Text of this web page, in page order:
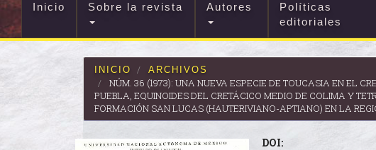
Inicio Sobre la revista Autores
Políticas
editoriales
INICIO ARCHIVOS
NÚM. 36 (1973): UNA NUEVA ESPECIE DE TOUCASIA EN EL
PUEBLA, EQUINOIDES DEL CRETÁCICO MEDIO DE COLIMA Y
FORMACIÓN SAN LUCAS (HAUTERIVIANO-APTIANO) EN LA
DOI: